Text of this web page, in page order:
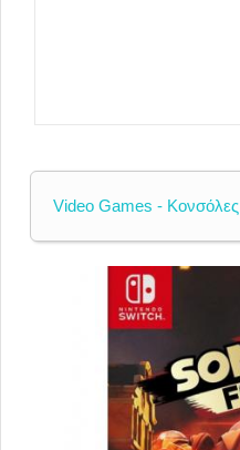
Video Games - Κονσόλες